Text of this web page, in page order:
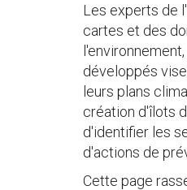
Les experts de
cartes et des
développés
leurs plans
création d'îlots
d'identifier les
d'actions de
Cette page